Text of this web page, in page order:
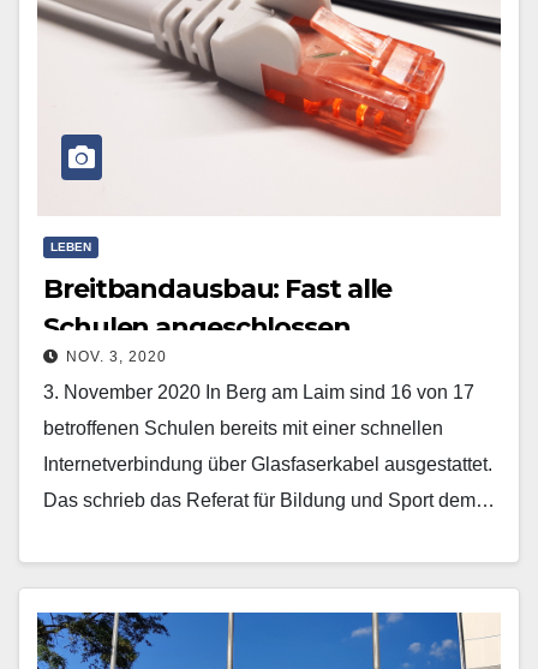
LEBEN
Breitbandausbau: Fast alle
Schulen angeschlossen
NOV. 3, 2020
3. November 2020 In Berg am Laim sind 16 von 17
betroffenen Schulen bereits mit einer schnellen
Internetverbindung über Glasfaserkabel ausgestattet.
Das schrieb das Referat für Bildung und Sport dem…